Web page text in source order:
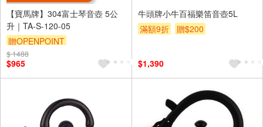
【寶馬牌】304富士琴音壺 5公
升｜TA-S-120-05
贈OPENPOINT
$ 1488
$965
牛頭牌小牛百福樂笛音壺5L
滿額9折
贈$200
$1,390